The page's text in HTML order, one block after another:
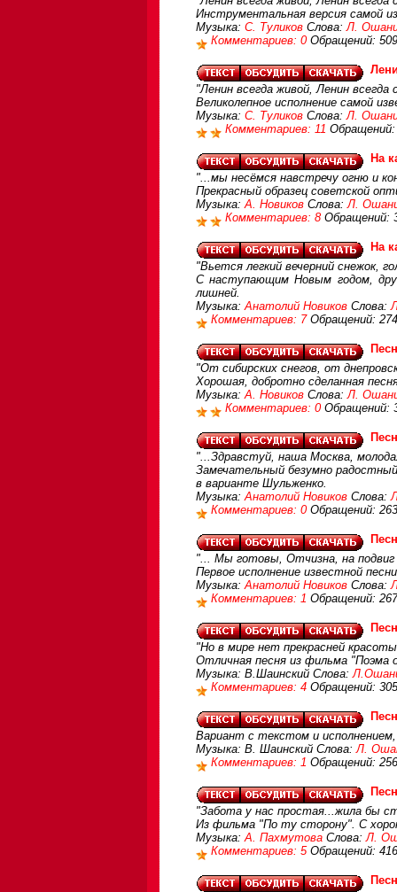
Инструментальная версия самой
Музыка: С. Туликов Слова:Л.
Комментариев: 0 Обращений:
"Ленин всегда живой, Ленин всегда
Великолепное исполнение самой
Музыка: С. Туликов Слова:Л.
Комментариев: 11 Обращений:
На
"...мы несёмся навстречу огню и
Прекрасный образец советской
Музыка:А. Новиков Слова:Л.
Комментариев: 8 Обращений:
На
"Вьется легкий вечерний снежок,
С наступающим Новым годом,
лишней.
Музыка:Анатолий Новиков Слова:
Комментариев: 7 Обращений:
"От сибирских снегов, от
Хорошая, добротно сделанная
Музыка:А. Новиков Слова:Л.
Комментариев: 0 Обращений:
"...Здравстуй, наша Москва,
Замечательный безумно
в варианте Шульженко.
Музыка:Анатолий Новиков Слова:
Комментариев: 0 Обращений:
"... Мы готовы, Отчизна, на подвиг
Первое исполнение известной
Музыка:Анатолий Новиков Слова:
Комментариев: 1 Обращений:
"Но в мире нет прекрасней
Отличная песня из фильма "Поэма
Музыка: В.Шаинский Слова:
Комментариев: 4 Обращений:
Вариант с текстом и
Музыка: В. Шаинский Слова:Л.
Комментариев: 1 Обращений:
"Забота у нас простая...жила бы
Из фильма "По ту сторону". С
Музыка:А. Пахмутова Слова:Л.
Комментариев: 5 Обращений: